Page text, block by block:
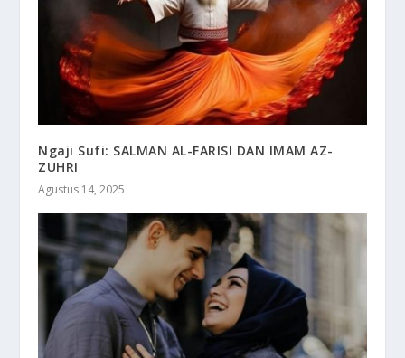
Ngaji Sufi: SALMAN AL-FARISI DAN IMAM AZ-
ZUHRI
Agustus 14, 2025